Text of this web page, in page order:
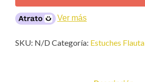
Flauta
cantidad
Ver más
SKU: N/D Categoría: Estuches Flauta